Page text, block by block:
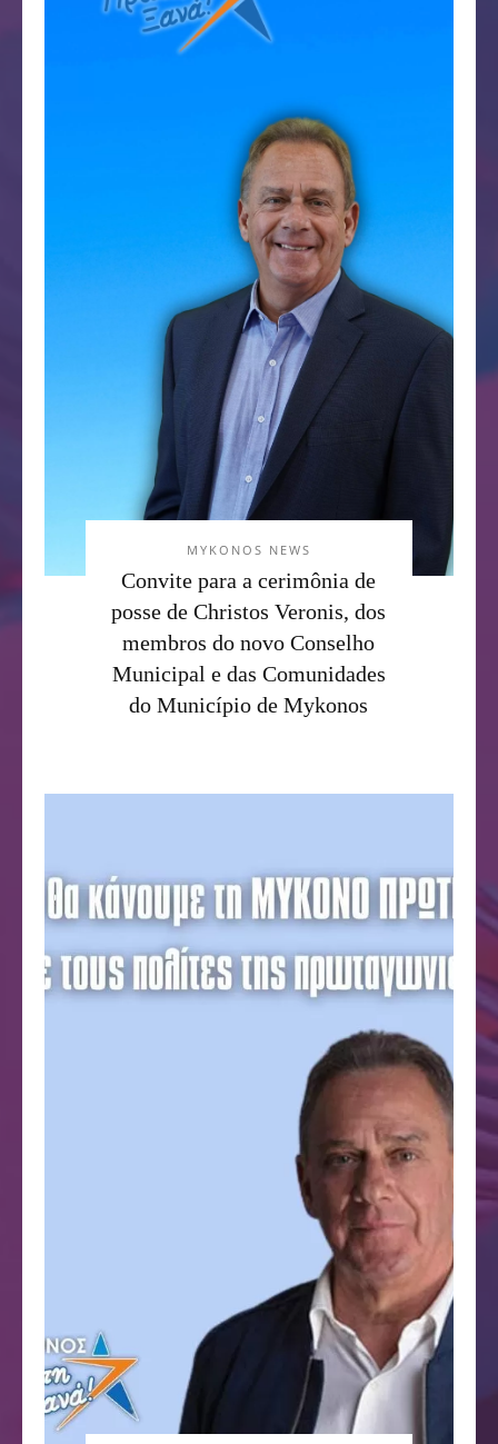
MYKONOS NEWS
Convite para a cerimônia de
posse de Christos Veronis, dos
membros do novo Conselho
Municipal e das Comunidades
do Município de Mykonos